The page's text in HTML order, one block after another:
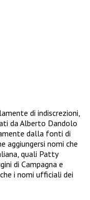
di indiscrezioni,
da Alberto Dandolo
dalla fonti di
aggiungersi nomi che
quali Patty
di Campagna e
i nomi ufficiali dei